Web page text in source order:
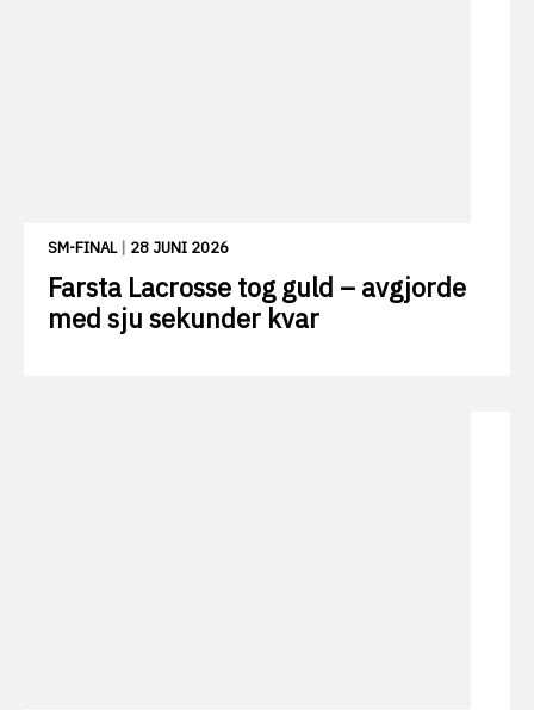
SM-FINAL| 28 JUNI 2026
Farsta Lacrosse tog guld – avgjorde
med sju sekunder kvar